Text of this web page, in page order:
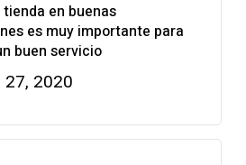
en buenas
es muy importante para
buen servicio
2020